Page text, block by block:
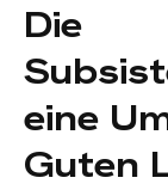
Die
eine
Guten